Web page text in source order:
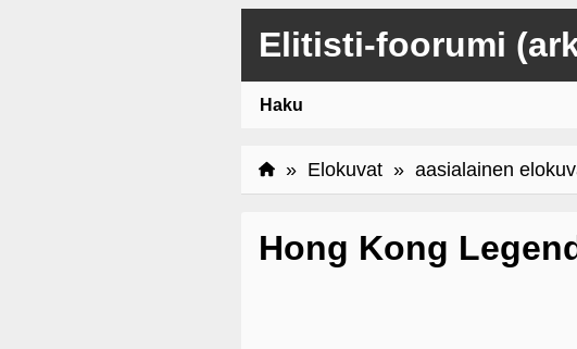
Elitisti-foorumi
Haku
» Elokuvat » aasialainen
Hong Kong